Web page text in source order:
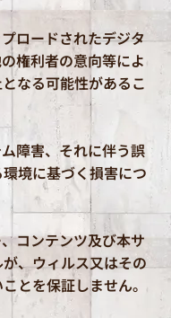
ロードされたデジタ
権利者の意向等によ
なる可能性があるこ
障害、それに伴う誤
境に基づく損害につ
コンテンツ及び本サ
、ウィルス又はその
とを保証しません。